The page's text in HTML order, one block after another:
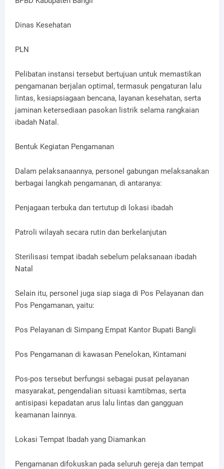
Dinas Kesehatan
PLN
Pelibatan instansi tersebut bertujuan untuk memastikan
pengamanan berjalan optimal, termasuk pengaturan lalu
lintas, kesiapsiagaan bencana, layanan kesehatan, serta
jaminan ketersediaan pasokan listrik selama rangkaian
ibadah Natal.
Bentuk Kegiatan Pengamanan
Dalam pelaksanaannya, personel gabungan melaksanakan
berbagai langkah pengamanan, di antaranya:
Penjagaan terbuka dan tertutup di lokasi ibadah
Patroli wilayah secara rutin dan berkelanjutan
Sterilisasi tempat ibadah sebelum pelaksanaan ibadah
Natal
Selain itu, personel juga siap siaga di Pos Pelayanan dan
Pos Pengamanan, yaitu:
Pos Pelayanan di Simpang Empat Kantor Bupati Bangli
Pos Pengamanan di kawasan Penelokan, Kintamani
Pos-pos tersebut berfungsi sebagai pusat pelayanan
masyarakat, pengendalian situasi kamtibmas, serta
antisipasi kepadatan arus lalu lintas dan gangguan
keamanan lainnya.
Lokasi Tempat Ibadah yang Diamankan
Pengamanan difokuskan pada seluruh gereja dan tempat